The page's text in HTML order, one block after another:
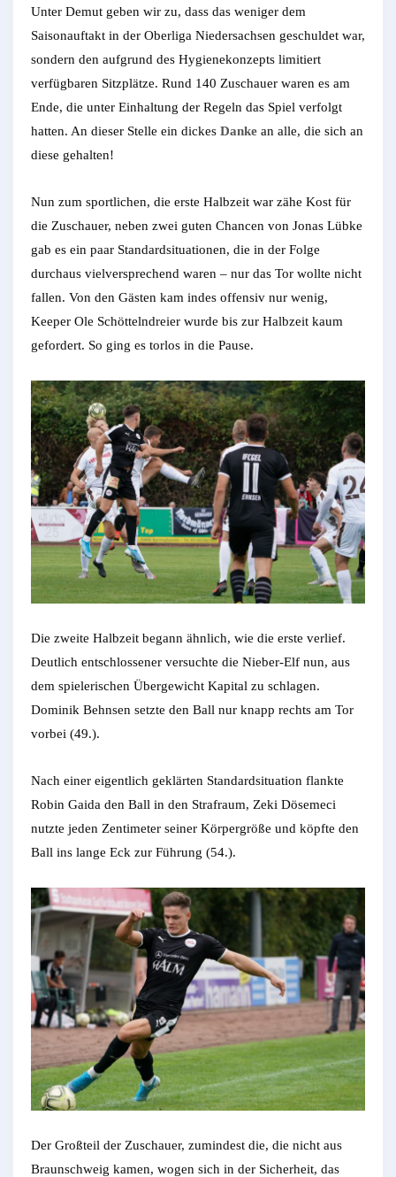
Unter Demut geben wir zu, dass das weniger dem
Saisonauftakt in der Oberliga Niedersachsen geschuldet war,
sondern den aufgrund des Hygienekonzepts limitiert
verfügbaren Sitzplätze. Rund 140 Zuschauer waren es am
Ende, die unter Einhaltung der Regeln das Spiel verfolgt
hatten. An dieser Stelle ein dickes Danke an alle, die sich an
diese gehalten!
Nun zum sportlichen, die erste Halbzeit war zähe Kost für
die Zuschauer, neben zwei guten Chancen von Jonas Lübke
gab es ein paar Standardsituationen, die in der Folge
durchaus vielversprechend waren – nur das Tor wollte nicht
fallen. Von den Gästen kam indes offensiv nur wenig,
Keeper Ole Schöttelndreier wurde bis zur Halbzeit kaum
gefordert. So ging es torlos in die Pause.
Die zweite Halbzeit begann ähnlich, wie die erste verlief.
Deutlich entschlossener versuchte die Nieber-Elf nun, aus
dem spielerischen Übergewicht Kapital zu schlagen.
Dominik Behnsen setzte den Ball nur knapp rechts am Tor
vorbei (49.).
Nach einer eigentlich geklärten Standardsituation flankte
Robin Gaida den Ball in den Strafraum, Zeki Dösemeci
nutzte jeden Zentimeter seiner Körpergröße und köpfte den
Ball ins lange Eck zur Führung (54.).
Der Großteil der Zuschauer, zumindest die, die nicht aus
Braunschweig kamen, wogen sich in der Sicherheit, das